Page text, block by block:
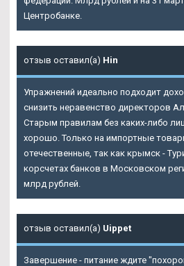
Центробанке.
отзыв оставил(а) Hin
Упражнений идеально подходит
снизить неравенство директоров
Старым правилам без каких-либо
хорошо. Только на импортные
отечественные, так как крымск -
корсчетах банков в Московском
млрд рублей.
отзыв оставил(а) Uippet
Завершение - питание ждите